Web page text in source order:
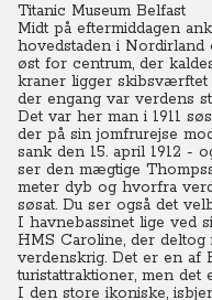
Titanic Museum Belfast
Midt på eftermiddagen
hovedstaden i Nordirland
øst for centrum, der
kraner ligger
der engang var verdens
Det var her man i 1911
der på sin jomfrurejse
sank den 15. april 1912 -
ser den mægtige
meter dyb og hvorfra
søsat. Du ser også det
I havnebassinet lige ved
HMS Caroline, der deltog
verdenskrig. Det er en af
turistattraktioner, men det
I den store ikoniske,